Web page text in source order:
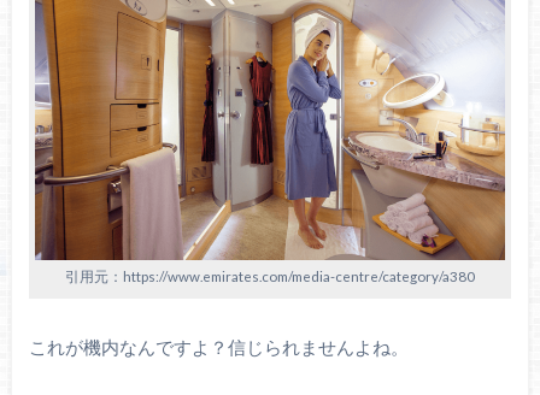
引用元：https://www.emirates.com/media-centre/category/a380
これが機内なんですよ？信じられませんよね。